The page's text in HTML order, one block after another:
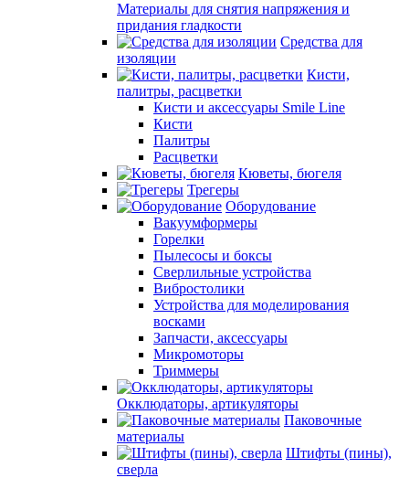
Материалы для снятия напряжения и
придания гладкости
Средства для
изоляции
Кисти,
палитры, расцветки
Кисти и аксессуары Smile Line
Кисти
Палитры
Расцветки
Кюветы, бюгеля
Трегеры
Оборудование
Вакуумформеры
Горелки
Пылесосы и боксы
Сверлильные устройства
Вибростолики
Устройства для моделирования
восками
Запчасти, аксессуары
Микромоторы
Триммеры
Окклюдаторы, артикуляторы
Паковочные
материалы
Штифты (пины),
сверла